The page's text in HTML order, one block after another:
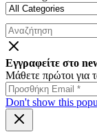
Εγγραφείτε στο
Μάθετε πρώτοι για
Don't show this